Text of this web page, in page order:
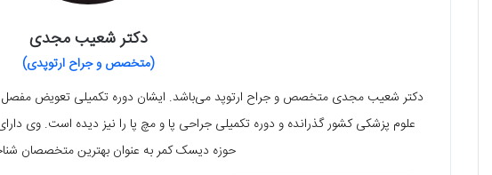
دکتر شعیب مجدی
(متخصص و جراح ارتوپدی)
دکتر شعیب مجدی متخصص و جراح ارتوپد می‌باشد. ایشان دوره تکمیلی تعویض مفصل
علوم پزشکی کشور گذرانده و دوره تکمیلی جراحی پا و مچ پا را نیز دیده است. وی
حوزه دیسک کمر به عنوان بهترین متخصصان